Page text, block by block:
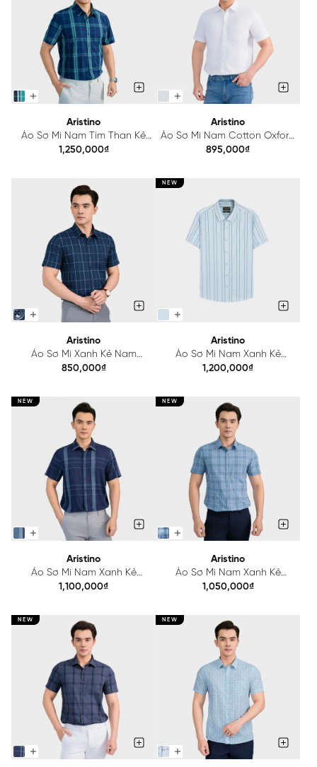
Aristino
Áo Sơ Mi Nam Tím Than Kẻ
Aristino Slim Fit ASS118AS3
1,250,000₫
Aristino
Áo Sơ Mi Nam Cotton Oxford
Trắng Aristino Brezza
895,000₫
Aristino
Áo Sơ Mi Xanh Kẻ Nam
Aristino Perfect fit ASS066AS2
850,000₫
NEW
Aristino
Áo Sơ Mi Nam Xanh Kẻ
Aristino Slim Fit ASS115AS3
1,200,000₫
NEW
Aristino
Áo Sơ Mi Nam Xanh Kẻ
Aristino Regular Fit
1,100,000₫
NEW
Aristino
Áo Sơ Mi Nam Xanh Kẻ
Aristino Perfect Fit ASS159AS3
1,050,000₫
NEW NEW